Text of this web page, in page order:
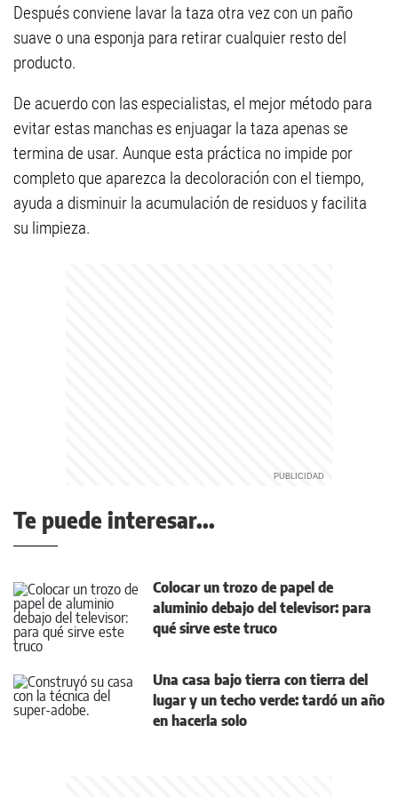
Después conviene lavar la taza otra vez con un paño
suave o una esponja para retirar cualquier resto del
producto.
De acuerdo con las especialistas, el mejor método para
evitar estas manchas es enjuagar la taza apenas se
termina de usar. Aunque esta práctica no impide por
completo que aparezca la decoloración con el tiempo,
ayuda a disminuir la acumulación de residuos y facilita
su limpieza.
Te puede interesar...
Colocar un trozo de papel de
aluminio debajo del televisor: para
qué sirve este truco
Una casa bajo tierra con tierra del
lugar y un techo verde: tardó un año
en hacerla solo